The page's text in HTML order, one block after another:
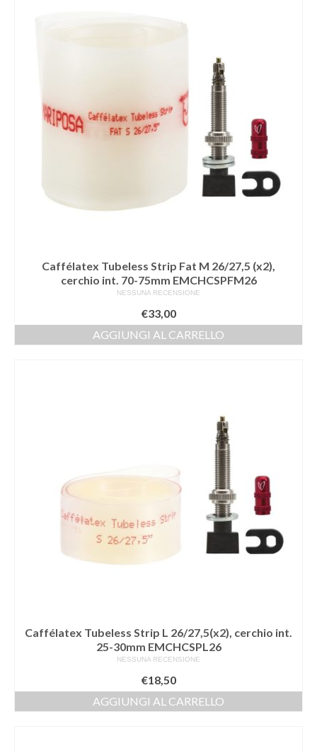
Caffélatex Tubeless Strip Fat M 26/27,5 (x2),
cerchio int. 70-75mm EMCHCSPFM26
NESSUNA RECENSIONE
€33,00
AGGIUNGI AL CARRELLO
Caffélatex Tubeless Strip L 26/27,5(x2), cerchio int.
25-30mm EMCHCSPL26
NESSUNA RECENSIONE
€18,50
AGGIUNGI AL CARRELLO